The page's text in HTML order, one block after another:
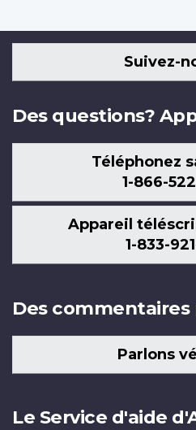
Suivez-
Des questions?
Téléphonez
1-866-
Appareil
1-833-
Des commentaires
Parlons
Le Service d'aide